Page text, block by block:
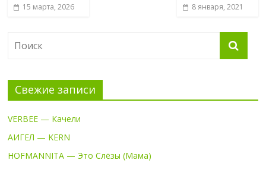
15 марта, 2026 8 января, 2021
Свежие записи
VERBEE — Качели
АИГЕЛ — KERN
HOFMANNITA — Это Слёзы (Мама)